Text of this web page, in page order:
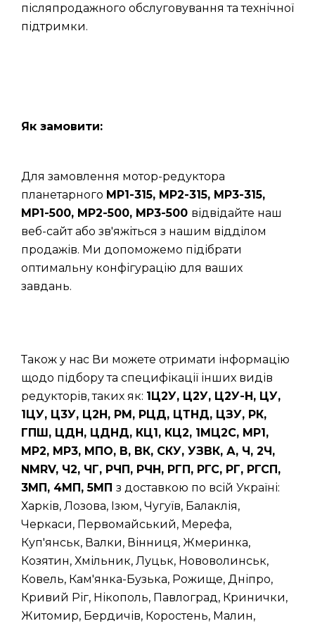
післяпродажного обслуговування та технічної
підтримки.
Як замовити:
Для замовлення мотор-редуктора
планетарного МР1-315, МР2-315, МР3-315,
МР1-500, МР2-500, МР3-500 відвідайте наш
веб-сайт або зв'яжіться з нашим відділом
продажів. Ми допоможемо підібрати
оптимальну конфігурацію для ваших
завдань.
Також у нас Ви можете отримати інформацію
щодо підбору та специфікації інших видів
редукторів, таких як: 1Ц2У, Ц2У, Ц2У-Н, ЦУ,
1ЦУ, Ц3У, Ц2Н, РМ, РЦД, ЦТНД, ЦЗУ, РК,
ГПШ, ЦДН, ЦДНД, КЦ1, КЦ2, 1МЦ2С, МР1,
МР2, МР3, МПО, В, ВК, СКУ, УЗВК, А, Ч, 2Ч,
NMRV, Ч2, ЧГ, РЧП, РЧН, РГП, РГС, РГ, РГСП,
3МП, 4МП, 5МП з доставкою по всій Україні:
Харків, Лозова, Ізюм, Чугуїв, Балаклія,
Черкаси, Первомайський, Мерефа,
Куп'янськ, Валки, Вінниця, Жмеринка,
Козятин, Хмільник, Луцьк, Нововолинськ,
Ковель, Кам'янка-Бузька, Рожище, Дніпро,
Кривий Ріг, Нікополь, Павлоград, Кринички,
Житомир, Бердичів, Коростень, Малин,